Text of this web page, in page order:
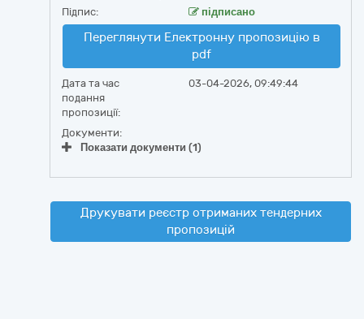
Підпис:
підписано
Переглянути Електронну пропозицію в
pdf
Дата та час
подання
пропозиції:
03-04-2026, 09:49:44
Документи:
Показати документи (1)
Друкувати реєстр отриманих тендерних
пропозицій